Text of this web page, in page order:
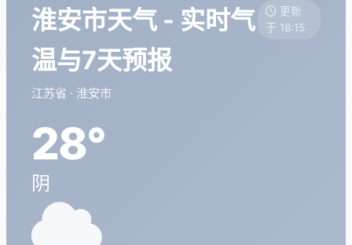
淮安市天气 - 实时气
温与7天预报
江苏省 · 淮安市
更新
于 18:15
28°
阴